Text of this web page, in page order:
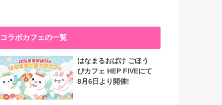
コラボカフェの一覧
はなまるおばけ ごほう
びカフェ HEP FIVEにて
8月6日より開催!